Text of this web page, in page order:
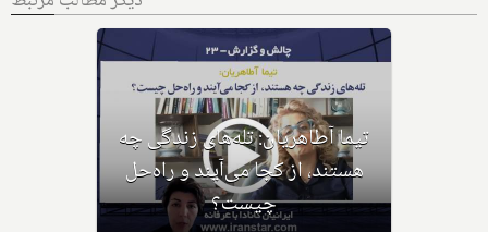
تیما آطاهریان: تله‌های زندگی چه
هستند، از کجا می‌آیند و راه‌حل
چیست؟